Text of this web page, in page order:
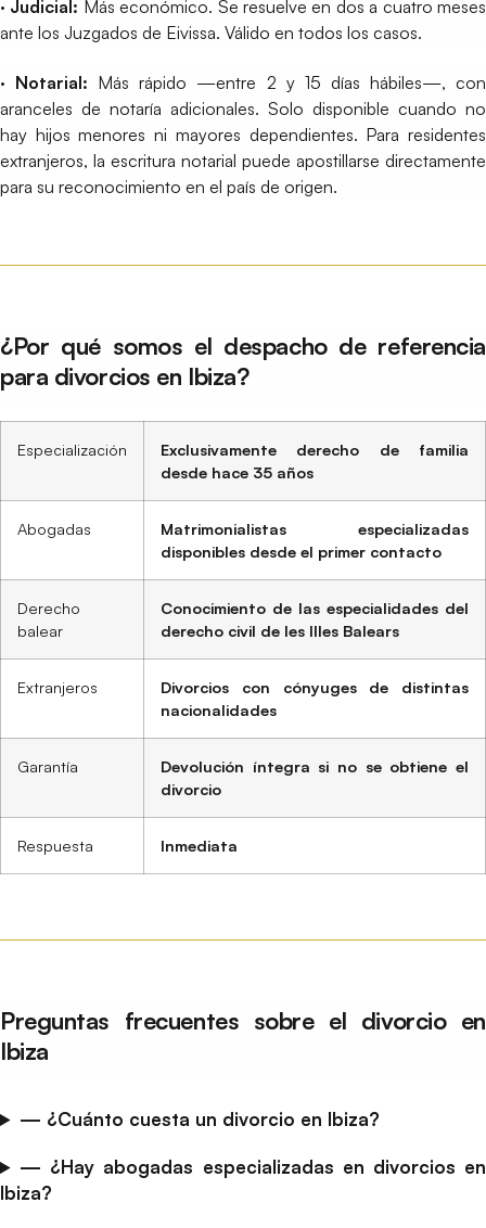
· Judicial: Más económico. Se resuelve en dos a cuatro meses
ante los Juzgados de Eivissa. Válido en todos los casos.
· Notarial: Más rápido —entre 2 y 15 días hábiles—, con
aranceles de notaría adicionales. Solo disponible cuando no
hay hijos menores ni mayores dependientes. Para residentes
extranjeros, la escritura notarial puede apostillarse directamente
para su reconocimiento en el país de origen.
¿Por qué somos el despacho de referencia
para divorcios en Ibiza?
Especialización
Exclusivamente derecho de familia
desde hace 35 años
Abogadas
Matrimonialistas especializadas
disponibles desde el primer contacto
Derecho
balear
Conocimiento de las especialidades del
derecho civil de les Illes Balears
Extranjeros
Divorcios con cónyuges de distintas
nacionalidades
Garantía
Devolución íntegra si no se obtiene el
divorcio
Respuesta Inmediata
Preguntas frecuentes sobre el divorcio en
Ibiza
— ¿Cuánto cuesta un divorcio en Ibiza?
— ¿Hay abogadas especializadas en divorcios en
Ibiza?